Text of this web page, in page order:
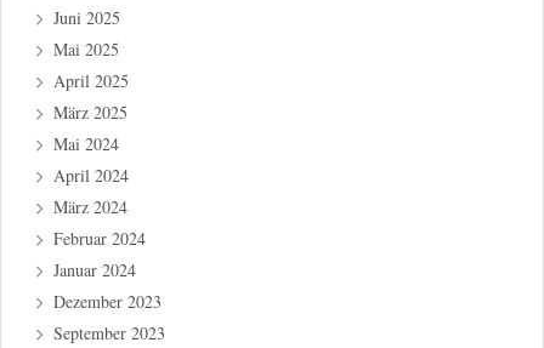
Juni 2025
Mai 2025
April 2025
März 2025
Mai 2024
April 2024
März 2024
Februar 2024
Januar 2024
Dezember 2023
September 2023